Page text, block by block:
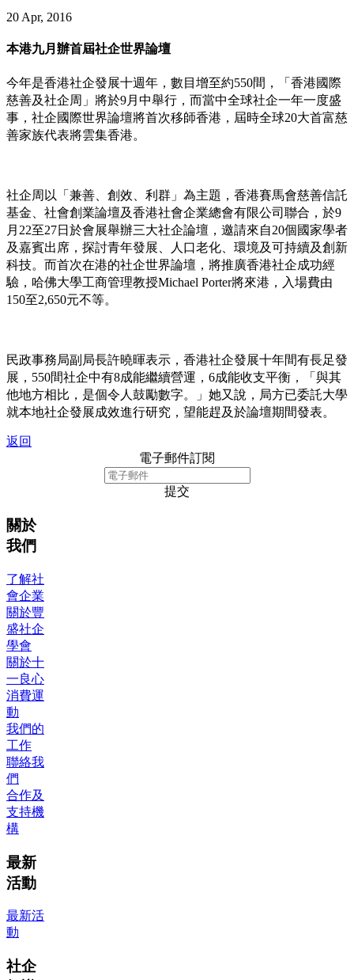
20 Apr, 2016
本港九月辦首屆社企世界論壇
今年是香港社企發展十週年，數目增至約550間，「香港國際
慈善及社企周」將於9月中舉行，而當中全球社企一年一度盛
事，社企國際世界論壇將首次移師香港，屆時全球20大首富慈
善家族代表將雲集香港。
社企周以「兼善、創效、利群」為主題，香港賽馬會慈善信託
基金、社會創業論壇及香港社會企業總會有限公司聯合，於9
月22至27日於會展舉辦三大社企論壇，邀請來自20個國家學者
及嘉賓出席，探討青年發展、人口老化、環境及可持續及創新
科技。而首次在港的社企世界論壇，將推廣香港社企成功經
驗，哈佛大學工商管理教授Michael Porter將來港，入場費由
150至2,650元不等。
民政事務局副局長許曉暉表示，香港社企發展十年間有長足發
展，550間社企中有8成能繼續營運，6成能收支平衡，「與其
他地方相比，是個令人鼓勵數字。」她又說，局方已委託大學
就本地社企發展成效進行研究，望能趕及於論壇期間發表。
返回
電子郵件訂閱
提交
關於
我們
了解社
會企業
關於豐
盛社企
學會
關於十
一良心
消費運
動
我們的
工作
聯絡我
們
合作及
支持機
構
最新
活動
最新活
動
社企